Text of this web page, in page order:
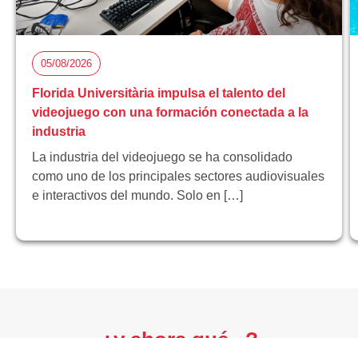
05/08/2026
Florida Universitària impulsa el talento del
videojuego con una formación conectada a la
industria
La industria del videojuego se ha consolidado
como uno de los principales sectores audiovisuales
e interactivos del mundo. Solo en […]